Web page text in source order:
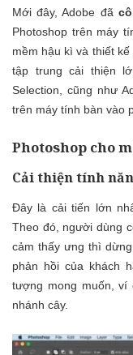
Mới đây, Adobe đã
Photoshop trên máy
mềm hậu kì và thiết
tập trung cải thiện
Selection, cũng như
trên máy tính bàn vào
Photoshop cho
Cải thiện tính
Đây là cải tiến lớn
Theo đó, người dùng
cảm thấy ưng thì
phản hồi của khách
tượng mong muốn, ví
nhánh cây.